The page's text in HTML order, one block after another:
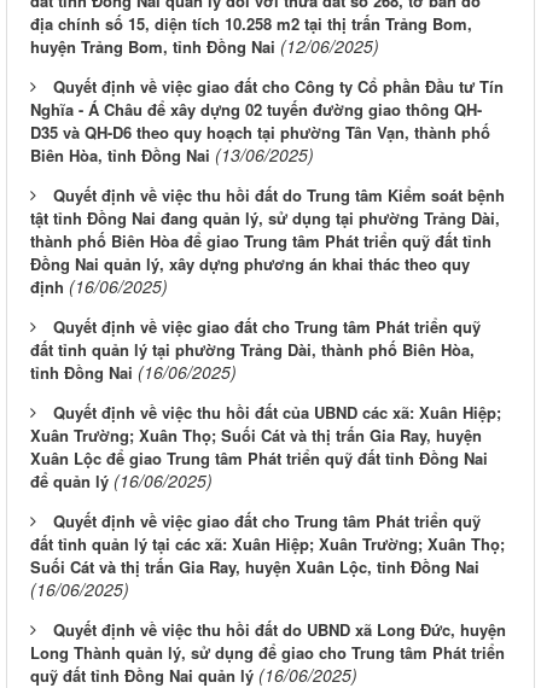
địa chính số 15, diện tích 10.258 m2 tại thị trấn Trảng Bom,
huyện Trảng Bom, tỉnh Đồng Nai (12/06/2025)
Quyết định về việc giao đất cho Công ty Cổ phần Đầu tư Tín
Nghĩa - Á Châu để xây dựng 02 tuyến đường giao thông QH-
D35 và QH-D6 theo quy hoạch tại phường Tân Vạn, thành phố
Biên Hòa, tỉnh Đồng Nai (13/06/2025)
Quyết định về việc thu hồi đất do Trung tâm Kiểm soát bệnh
tật tỉnh Đồng Nai đang quản lý, sử dụng tại phường Trảng Dài,
thành phố Biên Hòa để giao Trung tâm Phát triển quỹ đất tỉnh
Đồng Nai quản lý, xây dựng phương án khai thác theo quy
định (16/06/2025)
Quyết định về việc giao đất cho Trung tâm Phát triển quỹ
đất tỉnh quản lý tại phường Trảng Dài, thành phố Biên Hòa,
tỉnh Đồng Nai (16/06/2025)
Quyết định về việc thu hồi đất của UBND các xã: Xuân Hiệp;
Xuân Trường; Xuân Thọ; Suối Cát và thị trấn Gia Ray, huyện
Xuân Lộc để giao Trung tâm Phát triển quỹ đất tỉnh Đồng Nai
để quản lý (16/06/2025)
Quyết định về việc giao đất cho Trung tâm Phát triển quỹ
đất tỉnh quản lý tại các xã: Xuân Hiệp; Xuân Trường; Xuân Thọ;
Suối Cát và thị trấn Gia Ray, huyện Xuân Lộc, tỉnh Đồng Nai
(16/06/2025)
Quyết định về việc thu hồi đất do UBND xã Long Đức, huyện
Long Thành quản lý, sử dụng để giao cho Trung tâm Phát triển
quỹ đất tỉnh Đồng Nai quản lý (16/06/2025)